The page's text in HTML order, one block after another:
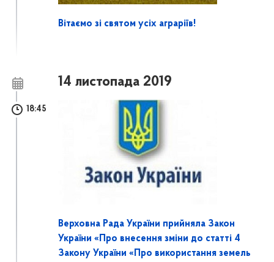
Вітаємо зі святом усіх аграріїв!
14 листопада 2019
18:45
Верховна Рада України прийняла Закон
України «Про внесення зміни до статті 4
Закону України «Про використання земель